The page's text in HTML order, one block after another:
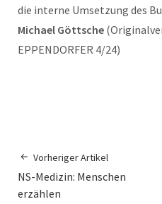
die interne Umsetzung des
Michael Göttsche
EPPENDORFER 4/24)
Vorheriger Artikel
NS-Medizin: Menschen
erzählen